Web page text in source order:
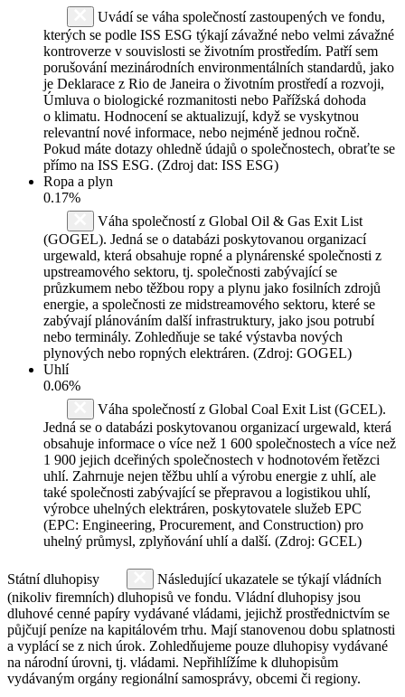
Uvádí se váha společností zastoupených ve fondu,
kterých se podle ISS ESG týkají závažné nebo velmi závažné
kontroverze v souvislosti se životním prostředím. Patří sem
porušování mezinárodních environmentálních standardů, jako
je Deklarace z Rio de Janeira o životním prostředí a rozvoji,
Úmluva o biologické rozmanitosti nebo Pařížská dohoda
o klimatu. Hodnocení se aktualizují, když se vyskytnou
relevantní nové informace, nebo nejméně jednou ročně.
Pokud máte dotazy ohledně údajů o společnostech, obraťte se
přímo na ISS ESG. (Zdroj dat: ISS ESG)
Ropa a plyn
0.17%
Váha společností z Global Oil & Gas Exit List
(GOGEL). Jedná se o databázi poskytovanou organizací
urgewald, která obsahuje ropné a plynárenské společnosti z
upstreamového sektoru, tj. společnosti zabývající se
průzkumem nebo těžbou ropy a plynu jako fosilních zdrojů
energie, a společnosti ze midstreamového sektoru, které se
zabývají plánováním další infrastruktury, jako jsou potrubí
nebo terminály. Zohledňuje se také výstavba nových
plynových nebo ropných elektráren. (Zdroj: GOGEL)
Uhlí
0.06%
Váha společností z Global Coal Exit List (GCEL).
Jedná se o databázi poskytovanou organizací urgewald, která
obsahuje informace o více než 1 600 společnostech a více než
1 900 jejich dceřiných společnostech v hodnotovém řetězci
uhlí. Zahrnuje nejen těžbu uhlí a výrobu energie z uhlí, ale
také společnosti zabývající se přepravou a logistikou uhlí,
výrobce uhelných elektráren, poskytovatele služeb EPC
(EPC: Engineering, Procurement, and Construction) pro
uhelný průmysl, zplyňování uhlí a další. (Zdroj: GCEL)
Státní dluhopisy
Následující ukazatele se týkají vládních
(nikoliv firemních) dluhopisů ve fondu. Vládní dluhopisy jsou
dluhové cenné papíry vydávané vládami, jejichž prostřednictvím se
půjčují peníze na kapitálovém trhu. Mají stanovenou dobu splatnosti
a vyplácí se z nich úrok. Zohledňujeme pouze dluhopisy vydávané
na národní úrovni, tj. vládami. Nepřihlížíme k dluhopisům
vydávaným orgány regionální samosprávy, obcemi či regiony.